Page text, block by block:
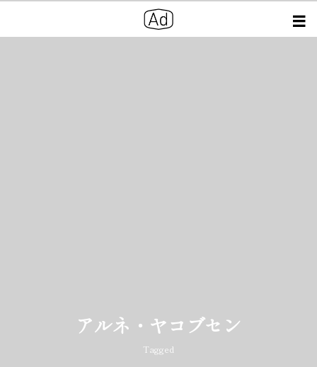
アルネ・ヤコブセン
Tagged